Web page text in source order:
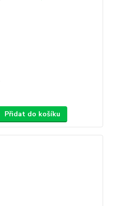
Přidat do košíku